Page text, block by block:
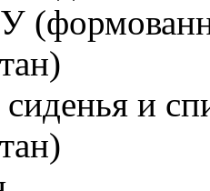
сиденья и